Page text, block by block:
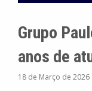
Grupo
anos de
18 de Março de 2026